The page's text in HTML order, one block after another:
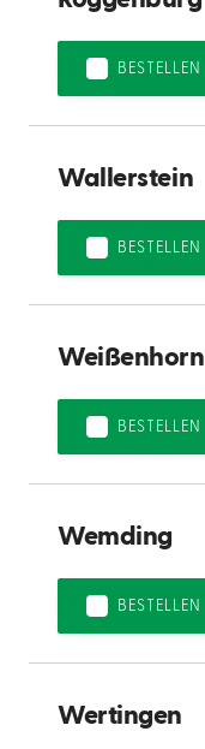
BESTELLEN
Wallerstein
BESTELLEN
Weißenhorn
BESTELLEN
Wemding
BESTELLEN
Wertingen